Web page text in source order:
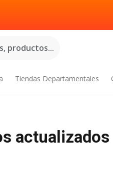
productos...
Tiendas Departamentales
actualizados